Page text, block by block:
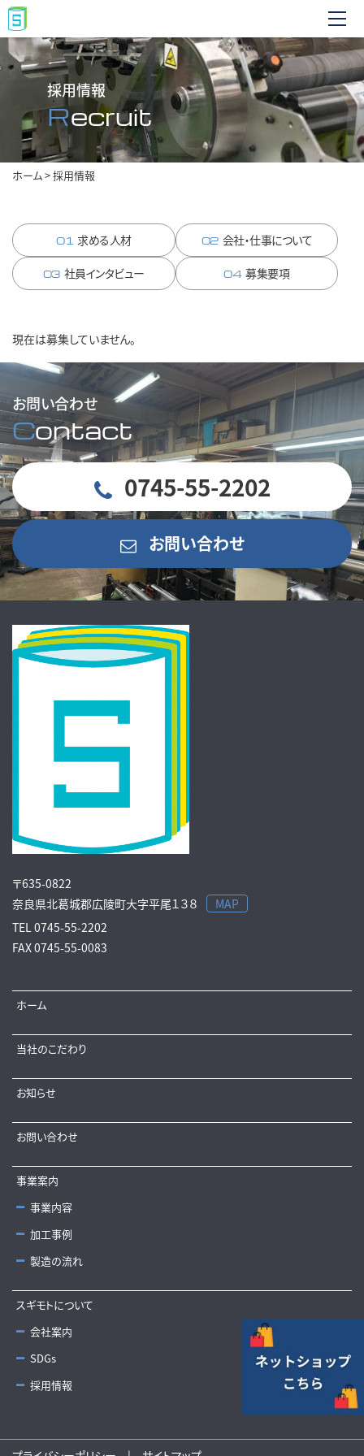
採用情報
Recruit
ホーム>採用情報
01 求める人材 02 会社・仕事について
03 社員インタビュー 04 募集要項
現在は募集していません。
お問い合わせ
Contact
0745-55-2202
お問い合わせ
〒635-0822
奈良県北葛城郡広陵町大字平尾１３８
MAP
TEL 0745-55-2202
FAX0745-55-0083
ホーム
当社のこだわり
お知らせ
お問い合わせ
事業案内
事業内容
加工事例
製造の流れ
スギモトについて
会社案内
SDGs
採用情報